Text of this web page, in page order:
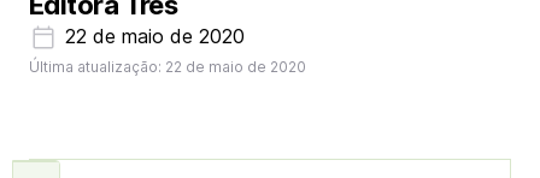
22 de maio de 2020
Última atualização: 22 de maio de 2020